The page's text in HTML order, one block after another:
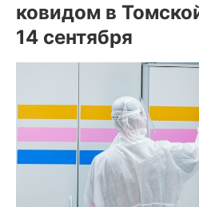
ковидом в
14 сентября